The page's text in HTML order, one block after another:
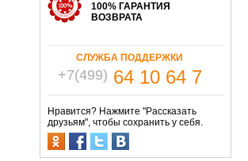
100% ГАРАНТИЯ
ВОЗВРАТА
СЛУЖБА ПОДДЕРЖКИ
+7(499) 64 10 64 7
Нравится? Нажмите "Рассказать
друзьям", чтобы сохранить у себя.